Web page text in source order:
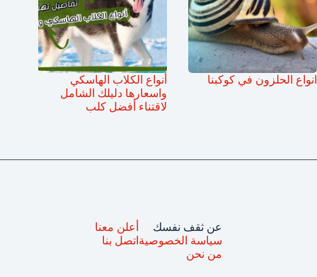
انواع الحلزون في كوكبنا
أنواع الكلاب الهاسكي
واسعارها دليلك الشامل
لاقتناء أفضل كلب
عن ثقف نفسك
سياسة الخصوصية
من نحن
أعلن معنا
اتصل بنا